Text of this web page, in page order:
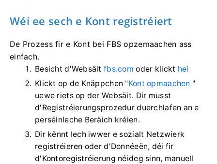
Wéi ee sech e Kont registréiert
De Prozess fir e Kont bei FBS opzemaachen ass
einfach.
Besicht d'Websäitfbs.com oder klickt hei
Klickt op de Knäppchen "Kont opmaachen "
uewe riets op der Websäit. Dir musst
d'Registréierungsprozedur duerchlafen an e
perséinleche Beräich kréien.
Dir kënnt Iech iwwer e sozialt Netzwierk
registréieren oder d'Donnéeën, déi fir
d'Kontoregistréierung néideg sinn, manuell